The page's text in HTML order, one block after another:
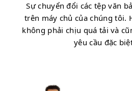
Sự chuyển đổi các tệp văn
trên máy chủ của chúng tôi.
không phải chịu quá tải và
yêu cầu đặc